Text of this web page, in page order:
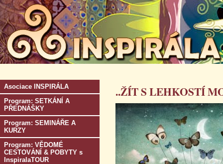
Asociace INSPIRÁLA
Program: SETKÁNÍ A
PŘEDNÁŠKY
Program: SEMINÁŘE A
KURZY
Program: VĚDOMÉ
CESTOVÁNÍ & POBYTY s
InspiralaTOUR
..ŽÍT S LEHKOSTÍ